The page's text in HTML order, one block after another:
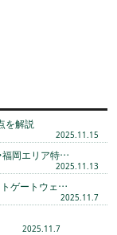
を解説
2025.11.15
岡エリア特…
2025.11.13
トゲートウェ…
2025.11.7
2025.11.7